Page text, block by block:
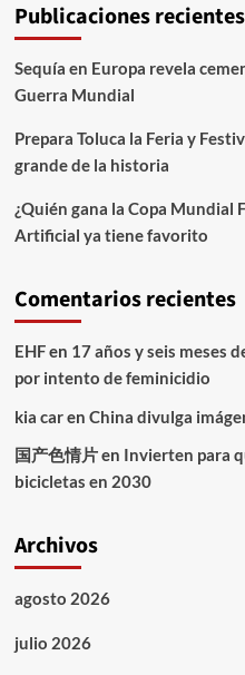
Publicaciones recientes
Sequía en Europa revela
Guerra Mundial
Prepara Toluca la Feria y
grande de la historia
¿Quién gana la Copa Mundial
Artificial ya tiene favorito
Comentarios recientes
EHFen 17 años y seis meses
por intento de feminicidio
kia caren China divulga
国产色情片en Invierten para
bicicletas en 2030
Archivos
agosto 2026
julio 2026